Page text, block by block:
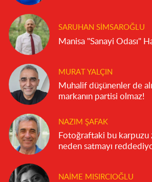
SARUHAN SIMSAROĞLU
Manisa "Sanayi Odası"
MURAT YALÇIN
Muhalif düşünenler de
markanın partisi olmaz!
NAZIM ŞAFAK
Fotoğraftaki bu
neden satmayı
NAIME MISIRCIOĞLU